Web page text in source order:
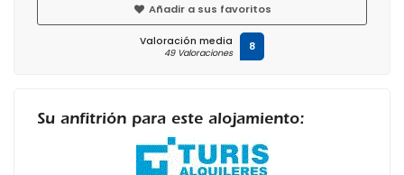
Añadir a sus favoritos
Valoración media
49 Valoraciones 8
Su anfitrión para este alojamiento: